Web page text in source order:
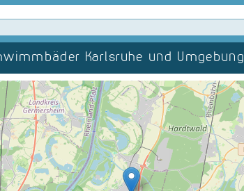
Karlsruhe und Umgebung